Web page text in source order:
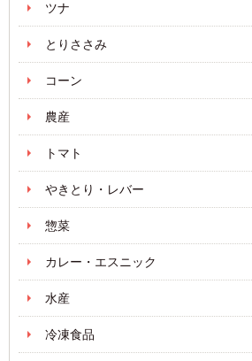
ツナ
とりささみ
コーン
農産
トマト
やきとり・レバー
惣菜
カレー・エスニック
水産
冷凍食品